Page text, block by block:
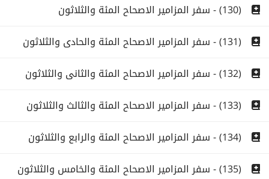
(130) - سفر المزامير الاصحاح المئة والثلاثون
(131) - سفر المزامير الاصحاح المئة والحادى والثلاثون
(132) - سفر المزامير الاصحاح المئة والثانى والثلاثون
(133) - سفر المزامير الاصحاح المئة والثالث والثلاثون
(134) - سفر المزامير الاصحاح المئة والرابع والثلاثون
(135) - سفر المزامير الاصحاح المئة والخامس والثلاثون